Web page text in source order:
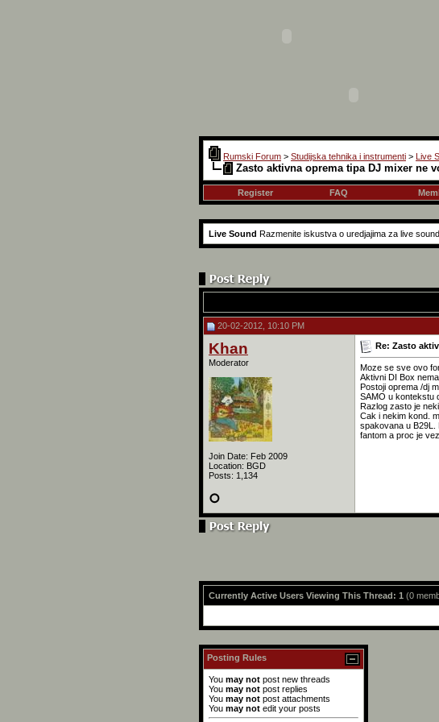
Rumski Forum > Studijska tehnika i instrumenti > Live
Zasto aktivna oprema tipa DJ mixer ne
Register FAQ
Live Sound Razmenite iskustva o uredjajima za live
20-02-2012, 10:10 PM
Khan
Moderator
Join Date: Feb 2009
Location: BGD
Posts: 1,134
Re: Zasto
Moze se sve ovo
Aktivni DI Box
Postoji oprema /dj
SAMO u kontekstu
Razlog zasto je
Cak i nekim kond.
spakovana u B29L.
fantom a proc je
Currently Active Users Viewing This Thread: 1 (0
Posting Rules
You may not post new threads
You may not post replies
You may not post attachments
You may not edit your posts